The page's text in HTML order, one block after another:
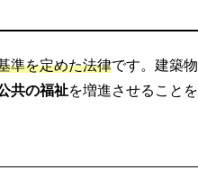
準を定めた法律です。建築物
共の福祉を増進させることを